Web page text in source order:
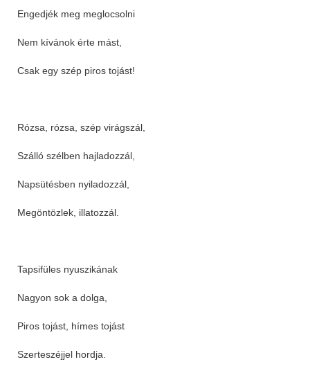
Engedjék meg meglocsolni
Nem kívánok érte mást,
Csak egy szép piros tojást!
Rózsa, rózsa, szép virágszál,
Szálló szélben hajladozzál,
Napsütésben nyiladozzál,
Megöntözlek, illatozzál.
Tapsifüles nyuszikának
Nagyon sok a dolga,
Piros tojást, hímes tojást
Szerteszéjjel hordja.